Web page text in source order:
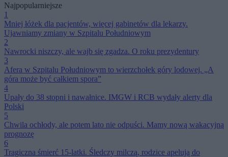
Najpopularniejsze
1
Mniej łóżek dla pacjentów, więcej gabinetów dla lekarzy.
Ujawniamy zmiany w Szpitalu Południowym
2
Nawrocki niszczy, ale wajb się zgadza. O roku prezydentury
3
Afera w Szpitalu Południowym to wierzchołek góry lodowej. „A
góra może być całkiem spora”
4
Upały do 38 stopni i nawałnice. IMGW i RCB wydały alerty dla
Polski
5
Chwila ochłody, ale potem lato nie odpuści. Mamy nową wakacyjną
prognozę
6
Tragiczna śmierć 15-latki. Śledczy milczą, rodzice apelują do